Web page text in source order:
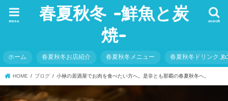
春夏秋冬 -鮮魚と炭
焼-
search
menu
ホーム 春夏秋冬お店紹介 春夏秋冬メニュー 春夏秋冬ドリンクメ
HOME ブログ 小禄の居酒屋でお肉を食べたい方へ。是非とも那覇の春夏秋冬へ。